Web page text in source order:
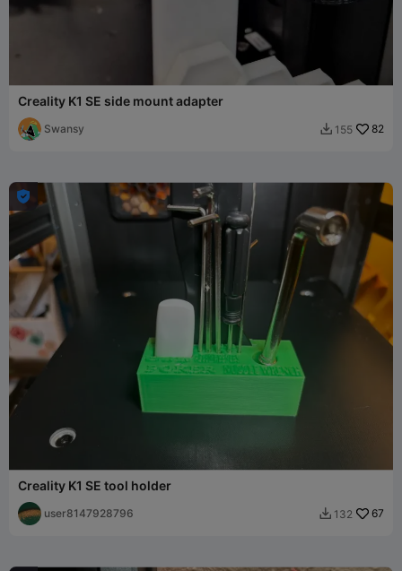
Creality K1 SE side mount adapter
Swansy  155 82

Creality K1 SE tool holder
user8147928796  132 67